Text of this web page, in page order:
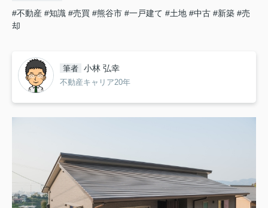
#不動産 #知識 #売買 #熊谷市 #一戸建て #土地 #中古 #新築 #売
却
筆者 小林 弘幸
不動産キャリア20年